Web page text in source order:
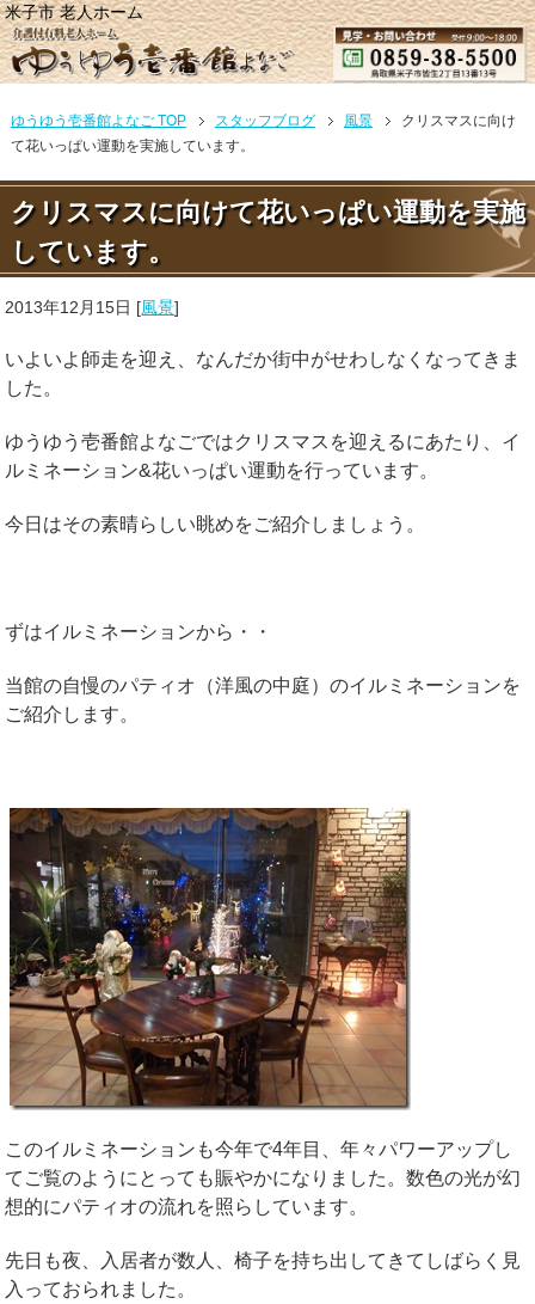
米子市 老人ホーム
ゆうゆう壱番館よなご TOP スタッフブログ 風景
クリスマスに向け
て花いっぱい運動を実施しています。
クリスマスに向けて花いっぱい運動を実施
しています。
2013年12月15日 [風景]
いよいよ師走を迎え、なんだか街中がせわしなくなってきま
した。
ゆうゆう壱番館よなごではクリスマスを迎えるにあたり、イ
ルミネーション&花いっぱい運動を行っています。
今日はその素晴らしい眺めをご紹介しましょう。
ずはイルミネーションから・・
当館の自慢のパティオ（洋風の中庭）のイルミネーションを
ご紹介します。
このイルミネーションも今年で4年目、年々パワーアップし
てご覧のようにとっても賑やかになりました。数色の光が幻
想的にパティオの流れを照らしています。
先日も夜、入居者が数人、椅子を持ち出してきてしばらく見
入っておられました。